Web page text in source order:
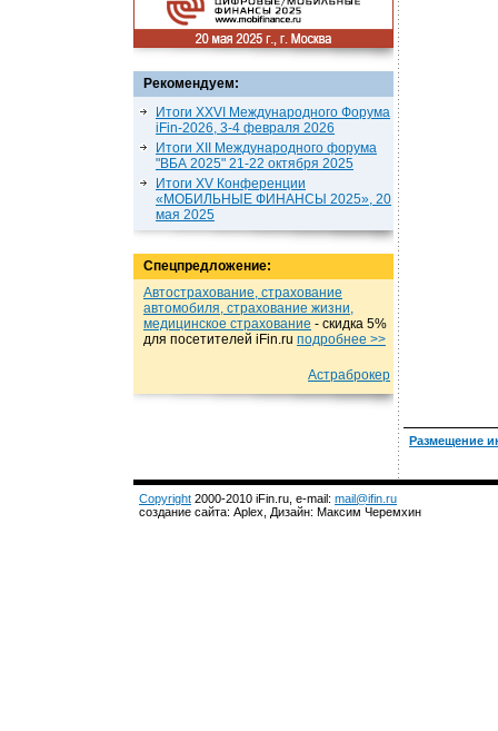
Рекомендуем:
Итоги XXVI Международного Форума
iFin-2026, 3-4 февраля 2026
Итоги XII Международного форума
"ВБА 2025" 21-22 октября 2025
Итоги XV Конференции
«МОБИЛЬНЫЕ ФИНАНСЫ 2025», 20
мая 2025
Спецпредложение:
Автострахование, страхование
автомобиля, страхование жизни,
медицинское страхование - cкидка 5%
для посетителей iFin.ru подробнеe >>
Астраброкер
Размещение
Copyright 2000-2010 iFin.ru, e-mail: mail@ifin.ru
создание сайта: Aplex, Дизайн: Максим Черемхин